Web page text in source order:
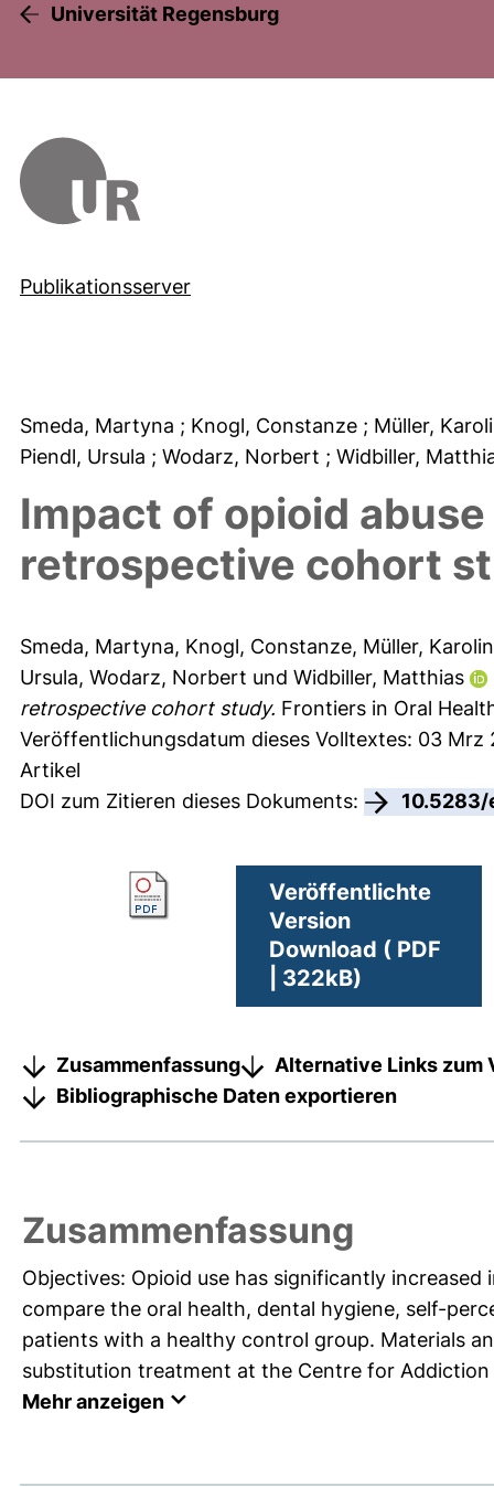
Universität Regensburg
Publikationsserver
Smeda, Martyna ; Knogl, Constanze ; Müller,
Piendl, Ursula ; Wodarz, Norbert ; Widbiller,
Impact of opioid
retrospective cohort
Smeda, Martyna, Knogl, Constanze, Müller,
Ursula, Wodarz, Norbert und Widbiller, Matthias
retrospective cohort study. Frontiers in Oral
Veröffentlichungsdatum dieses Volltextes: 03 Mrz
Artikel
DOI zum Zitieren dieses Dokuments:
10.5283/
Veröffentlichte
Version
Download ( PDF
| 322kB)
Zusammenfassung
Alternative Links zum
Bibliographische Daten exportieren
Zusammenfassung
Objectives: Opioid use has significantly
compare the oral health, dental hygiene, self-
patients with a healthy control group. Materials
substitution treatment at the Centre for
Mehr anzeigen